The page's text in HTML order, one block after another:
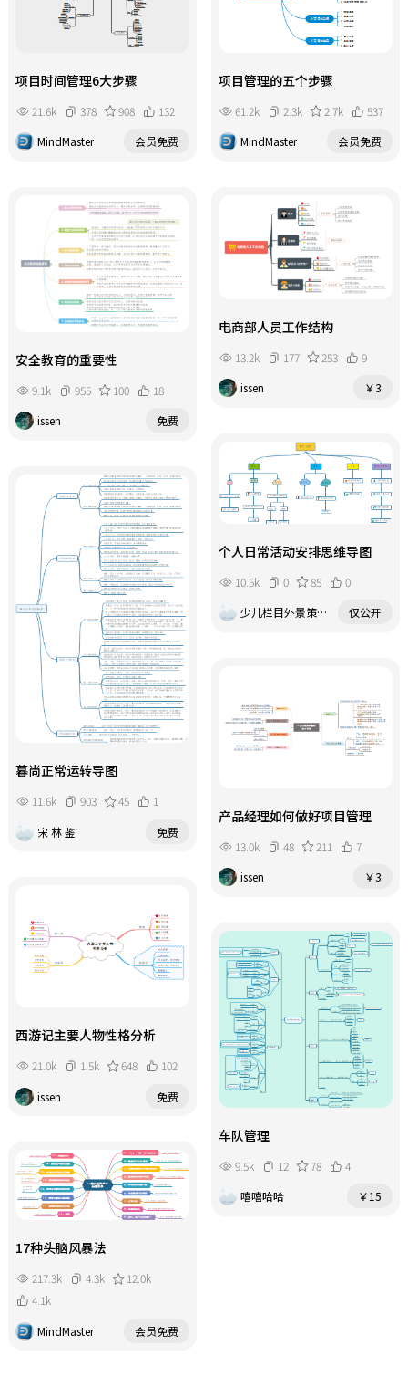
项目时间管理6大步骤
21.6k 378 908
132
MindMaster
会员免费
项目管理的五个步骤
61.2k 2.3k 2.7k
537
MindMaster
会员免费
安全教育的重要性
9.1k 955 100
18
issen
免费
电商部人员工作结构
13.2k 177 253
9
issen
￥3
个人日常活动安排思维导图
10.5k 0 85
0
少儿栏目外景策划波波老师
仅公开
暮尚正常运转导图
11.6k 903 45
1
宋 林 鉴
免费
产品经理如何做好项目管理
13.0k 48 211
7
issen
￥3
西游记主要人物性格分析
21.0k 1.5k 648
102
issen
免费
车队管理
9.5k 12 78
4
嘻嘻哈哈
￥15
17种头脑风暴法
217.3k 4.3k
12.0k
4.1k
MindMaster
会员免费